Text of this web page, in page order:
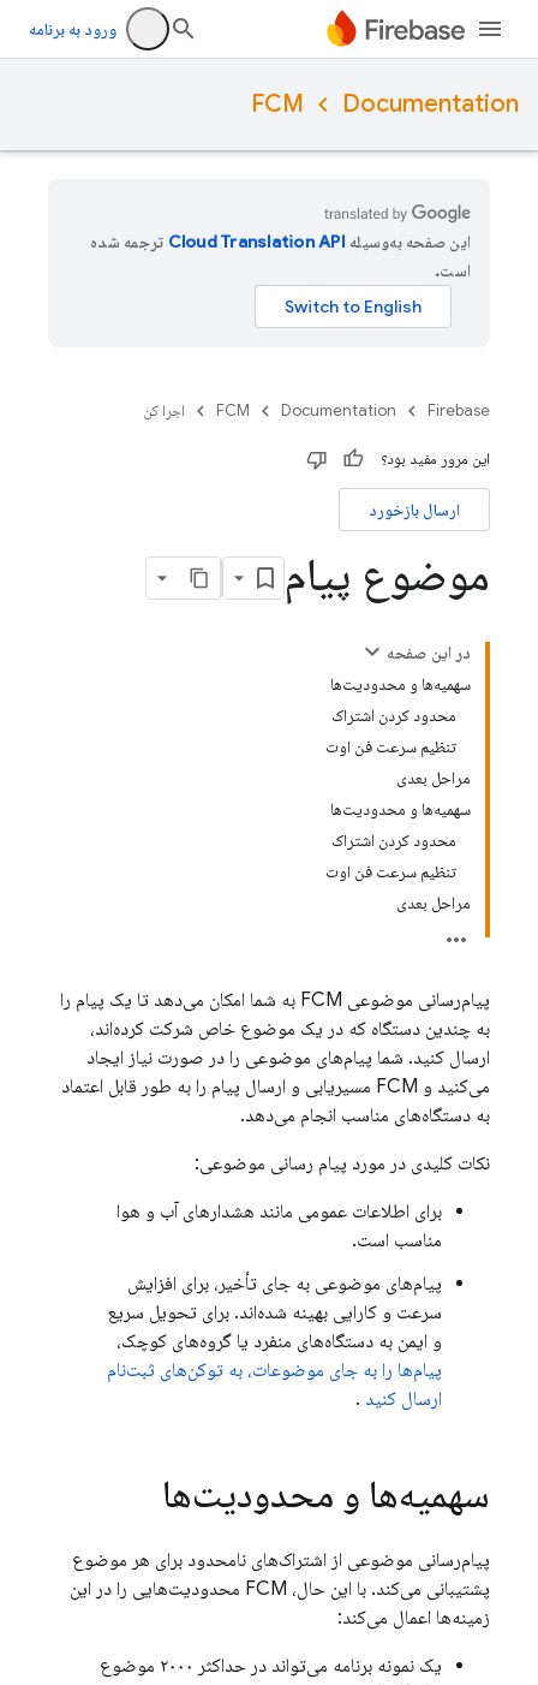
ورود به برنامه
Documentation
FCM
این صفحه به‌وسیله
ترجمه شده
است.
Firebase
Documentation
FCM اجرا کن
این مرور مفید بود؟
ارسال بازخورد
موضوع پیام
در این صفحه
سهمیه‌ها و محدودیت‌ها
محدود کردن اشتراک
تنظیم سرعت فن اوت
مراحل بعدی
سهمیه‌ها و محدودیت‌ها
محدود کردن اشتراک
تنظیم سرعت فن اوت
مراحل بعدی
پیام‌رسانی موضوعی FCM به شما امکان می‌دهد تا یک پیام را
به چندین دستگاه که در یک موضوع خاص شرکت کرده‌اند،
ارسال کنید. شما پیام‌های موضوعی را در صورت نیاز ایجاد
می‌کنید و FCM مسیریابی و ارسال پیام را به طور قابل اعتماد
به دستگاه‌های مناسب انجام می‌دهد.
نکات کلیدی در مورد پیام رسانی موضوعی:
برای اطلاعات عمومی مانند هشدارهای آب و هوا
مناسب است.
پیام‌های موضوعی به جای تأخیر، برای افزایش
سرعت و کارایی بهینه شده‌اند. برای تحویل سریع
و ایمن به دستگاه‌های منفرد یا گروه‌های کوچک،
پیام‌ها را به جای موضوعات، به توکن‌های ثبت‌نام
ارسال کنید .
سهمیه‌ها و محدودیت‌ها
پیام‌رسانی موضوعی از اشتراک‌های نامحدود برای هر موضوع
پشتیبانی می‌کند. با این حال، FCM محدودیت‌هایی را در این
زمینه‌ها اعمال می‌کند:
یک نمونه برنامه می‌تواند در حداکثر ۲۰۰۰ موضوع